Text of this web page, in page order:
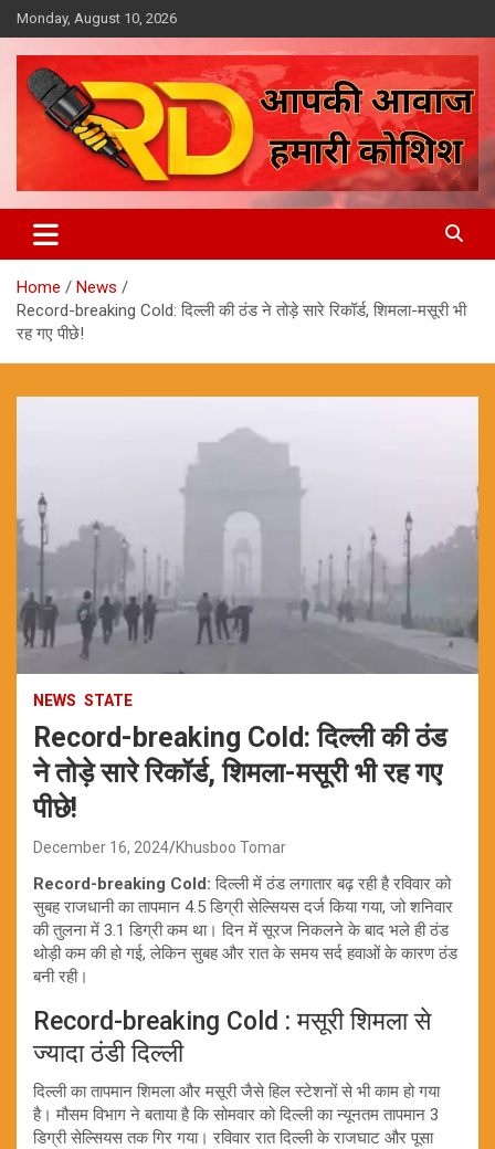
Skip
to
content
Monday, August 10, 2026
Reporter Diaries
Home
News
Record-breaking Cold: दिल्ली की ठंड ने तोड़े सारे रिकॉर्ड, शिमला-मसूरी भी
रह गए पीछे!
NEWS STATE
Record-breaking Cold: दिल्ली की ठंड
ने तोड़े सारे रिकॉर्ड, शिमला-मसूरी भी रह गए
पीछे!
December 16, 2024 Khusboo Tomar
Record-breaking Cold: दिल्ली में ठंड लगातार बढ़ रही है रविवार को
सुबह राजधानी का तापमान 4.5 डिग्री सेल्सियस दर्ज किया गया, जो शनिवार
की तुलना में 3.1 डिग्री कम था। दिन में सूरज निकलने के बाद भले ही ठंड
थोड़ी कम की हो गई, लेकिन सुबह और रात के समय सर्द हवाओं के कारण ठंड
बनी रही।
Record-breaking Cold : मसूरी शिमला से
ज्यादा ठंडी दिल्ली
दिल्ली का तापमान शिमला और मसूरी जैसे हिल स्टेशनों से भी काम हो गया
है। मौसम विभाग ने बताया है कि सोमवार को दिल्ली का न्यूनतम तापमान 3
डिग्री सेल्सियस तक गिर गया। रविवार रात दिल्ली के राजघाट और पूसा